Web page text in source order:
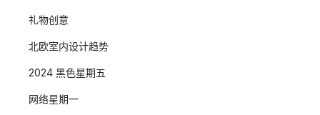
礼物创意
北欧室内设计趋势
2024 黑色星期五
网络星期一